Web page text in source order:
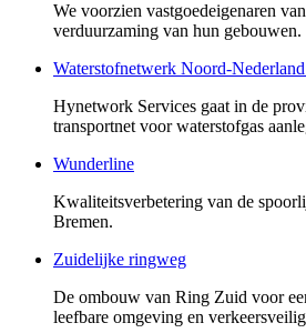
We voorzien vastgoedeigenaren
verduurzaming van hun gebouwen.
Waterstofnetwerk Noord-
Hynetwork Services gaat in de
transportnet voor waterstofgas
Wunderline
Kwaliteitsverbetering van de
Bremen.
Zuidelijke ringweg
De ombouw van Ring Zuid voor
leefbare omgeving en